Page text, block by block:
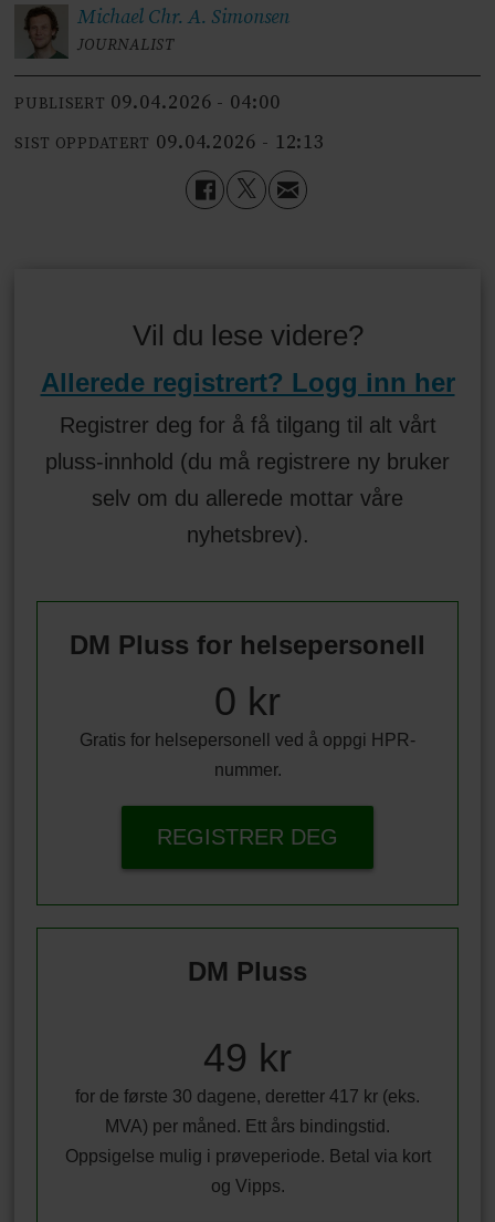
Michael Chr. A. Simonsen
JOURNALIST
PUBLISERT 09.04.2026 - 04:00
SIST OPPDATERT 09.04.2026 - 12:13
Vil du lese videre?
Allerede registrert? Logg inn her
Registrer deg for å få tilgang til alt vårt
pluss-innhold (du må registrere ny bruker
selv om du allerede mottar våre
nyhetsbrev).
DM Pluss for helsepersonell
0 kr
Gratis for helsepersonell ved å oppgi HPR-
nummer.
REGISTRER DEG
DM Pluss
49 kr
for de første 30 dagene, deretter 417 kr (eks.
MVA) per måned. Ett års bindingstid.
Oppsigelse mulig i prøveperiode. Betal via kort
og Vipps.